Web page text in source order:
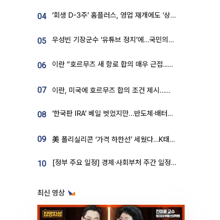
04 ‘회생 D-3주’ 홈플러스, 영업 재개에도 ‘상품 공급망’ 복구가 생존 관건
05 우성빈 기장군수 ‘유튜브 정치’에…국민의힘 군의원들 집단 반발
06 이란 “호르무즈 새 항로 합의 매우 근접...미국 배상 먼저”
07 이란, 미국에 호르무즈 합의 조건 제시…美 “경기 아직 안 끝나” [종합]
08 ‘한국판 IRA’ 베일 벗었지만…반도체·배터리 업계 “시행령이 관건”
09 美 폴리실리콘 ‘가격 하한선’ 세웠다…K태양광 수혜 기대
10 [정부 주요 일정] 경제·사회부처 주간 일정 (8월 10일 ~ 8월 14일)
최신 영상